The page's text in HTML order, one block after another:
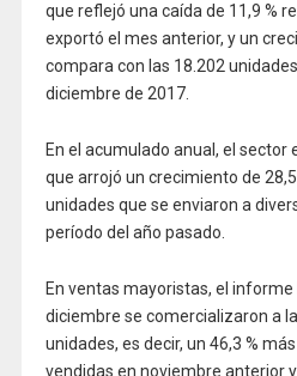
que reflejó una caída de 11,9 %
exportó el mes anterior, y un
compara con las 18.202
diciembre de 2017.
En el acumulado anual, el sector
que arrojó un crecimiento de
unidades que se enviaron a
período del año pasado.
En ventas mayoristas, el
diciembre se comercializaron a
unidades, es decir, un 46,3 %
vendidas en noviembre anterior y